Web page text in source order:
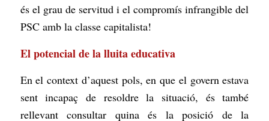
és el grau de servitud i el compromís infrangible del
PSC amb la classe capitalista!
El potencial de la lluita educativa
En el context d’aquest pols, en que el govern estava
sent incapaç de resoldre la situació, és també
rellevant consultar quina és la posició de la